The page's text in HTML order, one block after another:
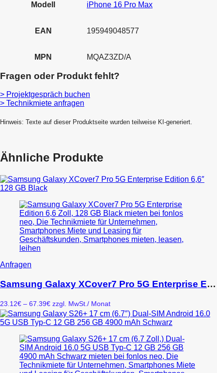
Modell iPhone 16 Pro Max
EAN 195949048577
MPN MQAZ3ZD/A
Fragen oder Produkt fehlt?
> Projektgespräch buchen
> Technikmiete anfragen
Hinweis: Texte auf dieser Produktseite wurden teilweise KI-generiert.
Ähnliche Produkte
Anfragen
weist
mehrere
auf.
Die
Optionen
können
auf
der
Produktseite
gewählt
Samsung Galaxy XCover7 Pro 5G Enterprise Edition 6,6″ 128 GB Black
23.12€ – 67.39€Preisspanne:
23.12€
bis
zzgl. MwSt./ Monat